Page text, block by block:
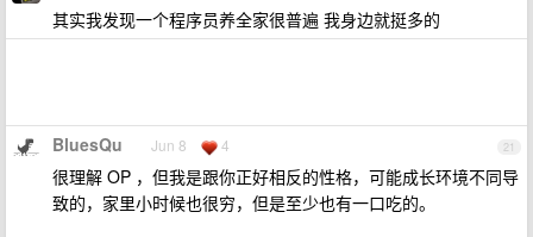
其实我发现一个程序员养全家很普遍 我身边就挺多的
21
BluesQu Jun 8 4
很理解 OP ，但我是跟你正好相反的性格，可能成长环境不同导
致的，家里小时候也很穷，但是至少也有一口吃的。